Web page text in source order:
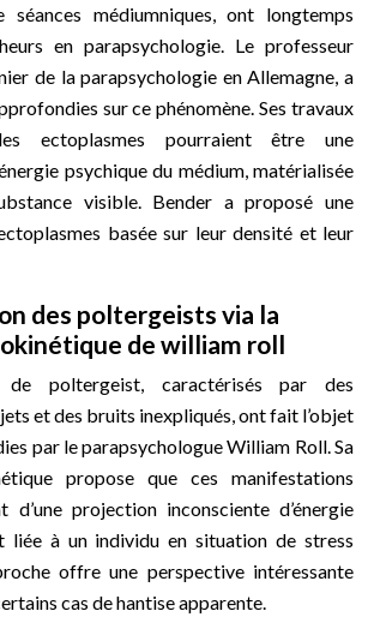
séances médiumniques, ont longtemps
en parapsychologie. Le professeur
de la parapsychologie en Allemagne, a
sur ce phénomène. Ses travaux
ectoplasmes pourraient être une
psychique du médium, matérialisée
visible. Bender a proposé une
basée sur leur densité et leur
des poltergeists via la
de william roll
de poltergeist, caractérisés par des
et des bruits inexpliqués, ont fait l’objet
par le parapsychologue William Roll. Sa
propose que ces manifestations
d’une projection inconsciente d’énergie
liée à un individu en situation de stress
offre une perspective intéressante
cas de hantise apparente.